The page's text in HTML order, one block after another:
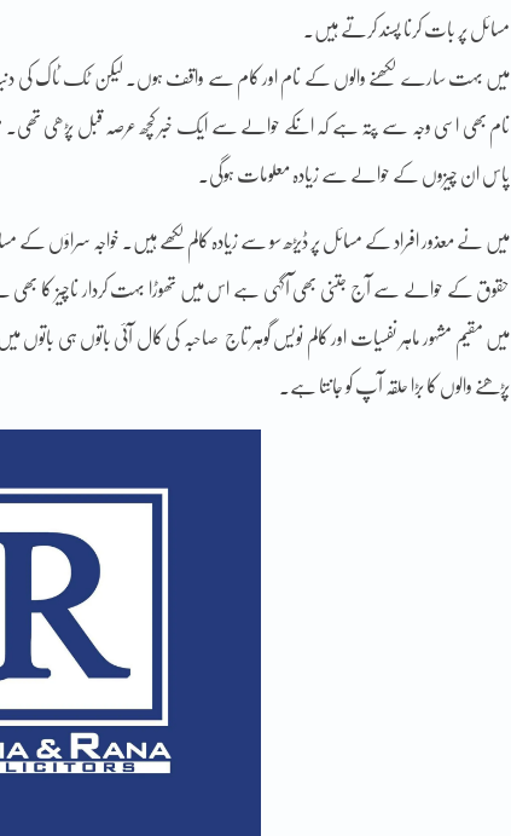
مسائل پر بات کرنا پسند کرتے ہیں۔
میں بہت سارے لکھنے والوں کے نام اور کام سے واقف ہوں۔ لیکن ٹک ٹاک کی دنیا
نام بھی اسی وجہ سے پتہ ہے کہ انکے حوالے سے ایک خبر کچھ عرصہ قبل پڑھی
پاس ان چیزوں کے حوالے سے زیادہ معلومات ہوگی۔
میں نے معذور افراد کے مسائل پر ڈیڑھ سو سے زیادہ کالم لکھے ہیں۔ خواجہ سراؤں کے
حقوق کے حوالے سے آج جتنی بھی آگہی ہے اس میں تھوڑا بہت کردار ناچیز کا بھی ہے۔
میں مقیم مشہور ماہر نفسیات اور کالم نویس گوہر تاج صاحبہ کی کال آئی باتوں ہی باتوں
پڑھنے والوں کا بڑا حلقہ آپ کو جانتا ہے۔